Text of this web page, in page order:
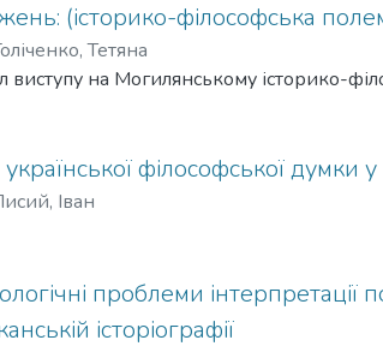
(історико-філософська
Тетяна
виступу на Могилянському історико-
української філософської думки
Іван
проблеми інтерпретації
історіографії